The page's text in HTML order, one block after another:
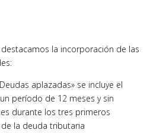
la incorporación de las
aplazadas» se incluye el
período de 12 meses y sin
durante los tres primeros
la deuda tributaria